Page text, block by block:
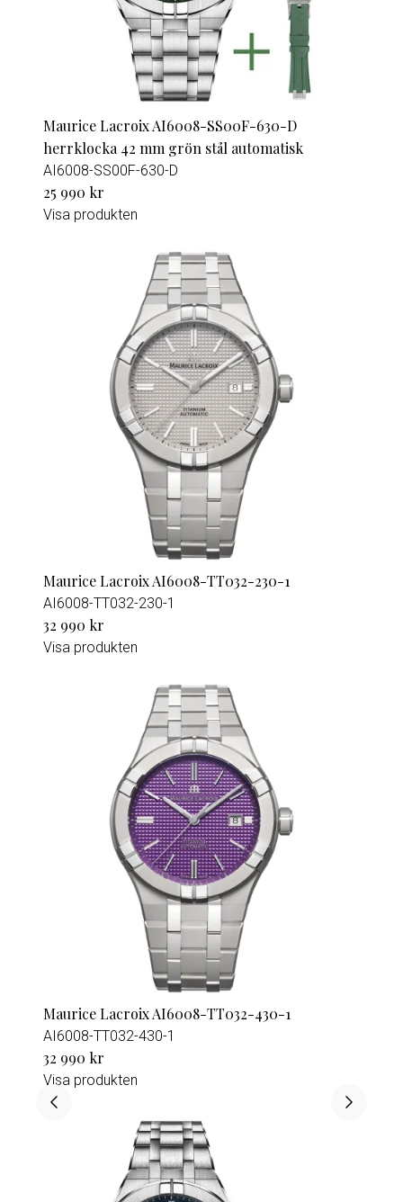
Maurice Lacroix AI6008-SS00F-630-D
herrklocka 42 mm grön stål automatisk
AI6008-SS00F-630-D
25 990 kr
Visa produkten
Maurice Lacroix AI6008-TT032-230-1
AI6008-TT032-230-1
32 990 kr
Visa produkten
Maurice Lacroix AI6008-TT032-430-1
AI6008-TT032-430-1
32 990 kr
Visa produkten